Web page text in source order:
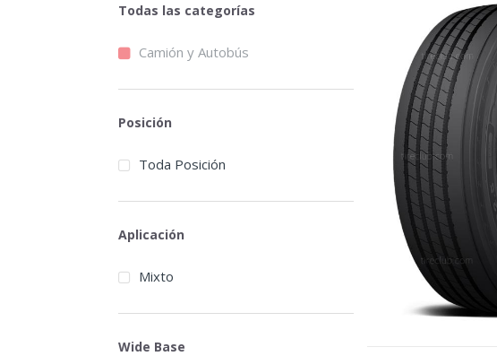
Todas las categorías
Camión y Autobús
Posición
Toda Posición
Aplicación
Mixto
Wide Base